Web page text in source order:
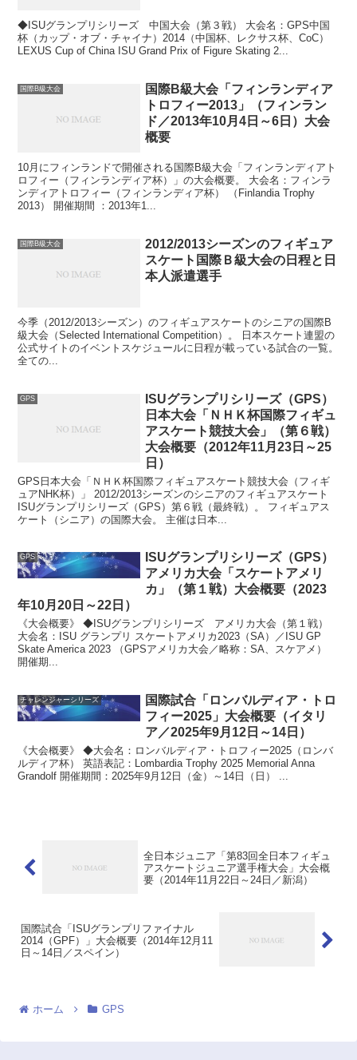
◆ISUグランプリシリーズ 中国大会（第３戦） 大会名：GPS中国
杯（カップ・オブ・チャイナ）2014（中国杯、レクサス杯、CoC）
LEXUS Cup of China ISU Grand Prix of Figure Skating 2...
国際B級大会
国際B級大会「フィンランディア
トロフィー2013」（フィンラン
ド／2013年10月4日～6日）大会
概要
10月にフィンランドで開催される国際B級大会「フィンランディアト
ロフィー（フィンランディア杯）」の大会概要。 大会名：フィンラ
ンディアトロフィー（フィンランディア杯） （Finlandia Trophy
2013） 開催期間 ：2013年1...
国際B級大会
2012/2013シーズンのフィギュア
スケート国際Ｂ級大会の日程と日
本人派遣選手
今季（2012/2013シーズン）のフィギュアスケートのシニアの国際B
級大会（Selected International Competition）。 日本スケート連盟の
公式サイトのイベントスケジュールに日程が載っている試合の一覧。
全ての...
GPS
ISUグランプリシリーズ（GPS）
日本大会「ＮＨＫ杯国際フィギュ
アスケート競技大会」（第６戦）
大会概要（2012年11月23日～25
日）
GPS日本大会「ＮＨＫ杯国際フィギュアスケート競技大会（フィギ
ュアNHK杯）」 2012/2013シーズンのシニアのフィギュアスケート
ISUグランプリシリーズ（GPS）第６戦（最終戦）。 フィギュアス
ケート（シニア）の国際大会。 主催は日本...
GPS
ISUグランプリシリーズ（GPS）
アメリカ大会「スケートアメリ
カ」（第１戦）大会概要（2023
年10月20日～22日）
《大会概要》 ◆ISUグランプリシリーズ アメリカ大会（第１戦）
大会名：ISU グランプリ スケートアメリカ2023（SA）／ISU GP
Skate America 2023 （GPSアメリカ大会／略称：SA、スケアメ）
開催期...
チャレンジャーシリーズ
国際試合「ロンバルディア・トロ
フィー2025」大会概要（イタリ
ア／2025年9月12日～14日）
《大会概要》 ◆大会名：ロンバルディア・トロフィー2025（ロンバ
ルディア杯） 英語表記：Lombardia Trophy 2025 Memorial Anna
Grandolf 開催期間：2025年9月12日（金）～14日（日） ...
全日本ジュニア「第83回全日本フィギュ
アスケートジュニア選手権大会」大会概
要（2014年11月22日～24日／新潟）
国際試合「ISUグランプリファイナル
2014（GPF）」大会概要（2014年12月11
日～14日／スペイン）
ホーム GPS